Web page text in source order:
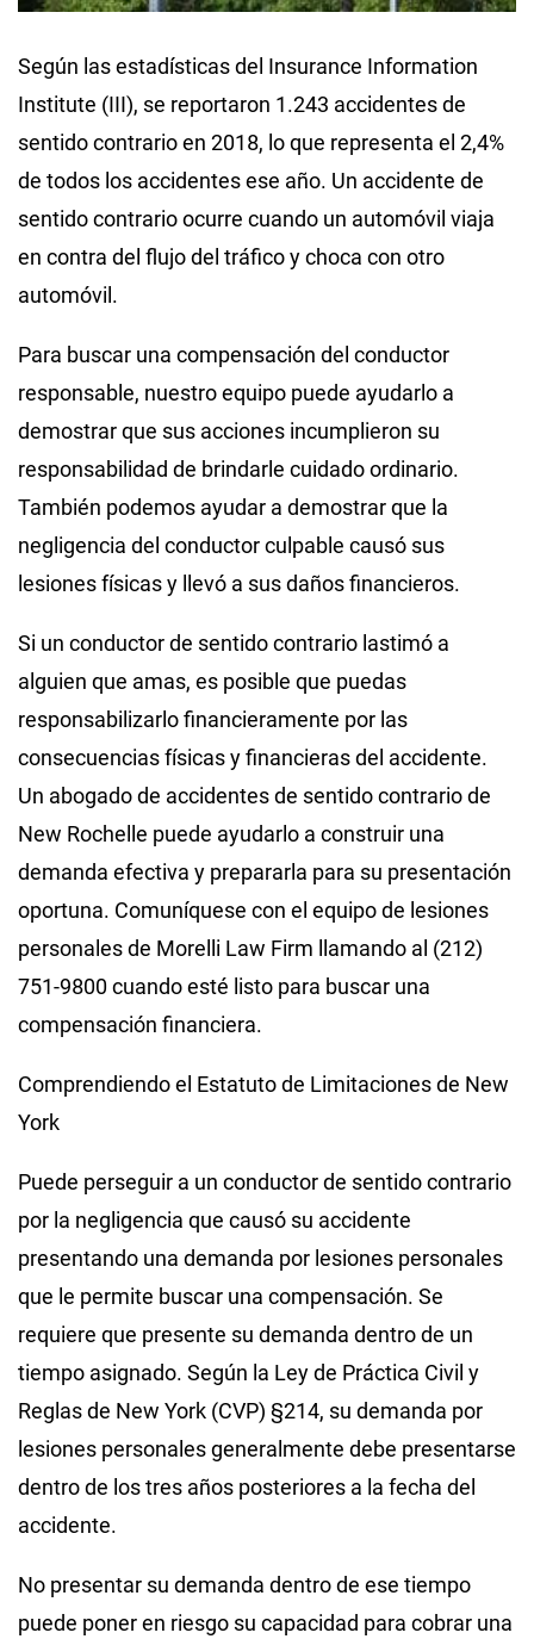
Según las estadísticas del Insurance Information
Institute (III), se reportaron 1.243 accidentes de
sentido contrario en 2018, lo que representa el 2,4%
de todos los accidentes ese año. Un accidente de
sentido contrario ocurre cuando un automóvil viaja
en contra del flujo del tráfico y choca con otro
automóvil.
Para buscar una compensación del conductor
responsable, nuestro equipo puede ayudarlo a
demostrar que sus acciones incumplieron su
responsabilidad de brindarle cuidado ordinario.
También podemos ayudar a demostrar que la
negligencia del conductor culpable causó sus
lesiones físicas y llevó a sus daños financieros.
Si un conductor de sentido contrario lastimó a
alguien que amas, es posible que puedas
responsabilizarlo financieramente por las
consecuencias físicas y financieras del accidente.
Un abogado de accidentes de sentido contrario de
New Rochelle puede ayudarlo a construir una
demanda efectiva y prepararla para su presentación
oportuna. Comuníquese con el equipo de lesiones
personales de Morelli Law Firm llamando al (212)
751-9800 cuando esté listo para buscar una
compensación financiera.
Comprendiendo el Estatuto de Limitaciones de New
York
Puede perseguir a un conductor de sentido contrario
por la negligencia que causó su accidente
presentando una demanda por lesiones personales
que le permite buscar una compensación. Se
requiere que presente su demanda dentro de un
tiempo asignado. Según la Ley de Práctica Civil y
Reglas de New York (CVP) §214, su demanda por
lesiones personales generalmente debe presentarse
dentro de los tres años posteriores a la fecha del
accidente.
No presentar su demanda dentro de ese tiempo
puede poner en riesgo su capacidad para cobrar una